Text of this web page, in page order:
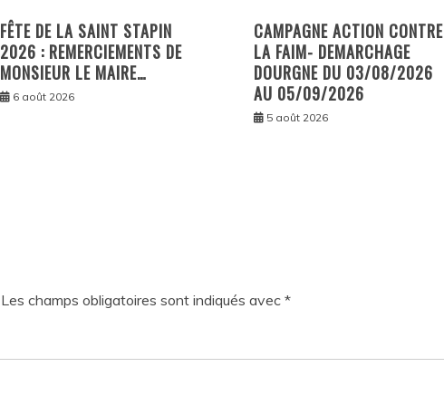
FÊTE DE LA SAINT STAPIN
2026 : REMERCIEMENTS DE
MONSIEUR LE MAIRE…
6 août 2026
CAMPAGNE ACTION CONTRE
LA FAIM- DEMARCHAGE
DOURGNE DU 03/08/2026
AU 05/09/2026
5 août 2026
Les champs obligatoires sont indiqués avec *